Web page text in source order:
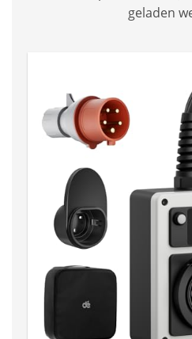
geladen